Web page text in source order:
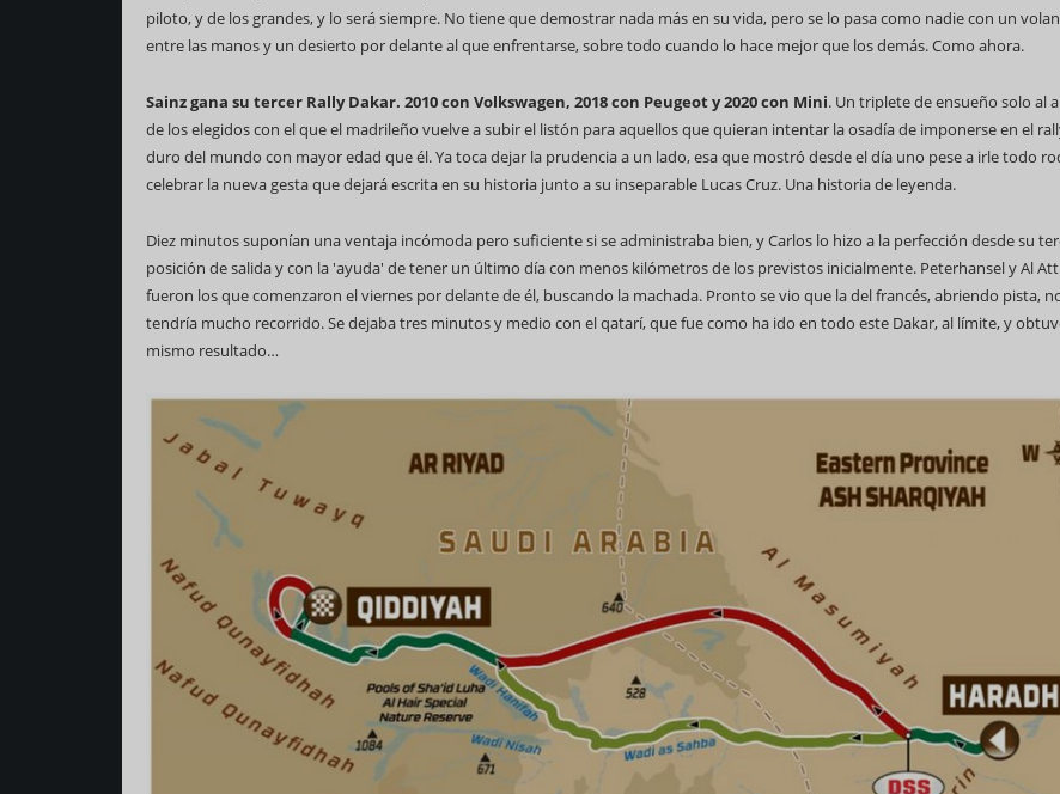
piloto, y de los grandes, y lo será siempre. No tiene que demostrar nada más en su vida, pero se lo pasa como nadie con un
entre las manos y un desierto por delante al que enfrentarse, sobre todo cuando lo hace mejor que los demás. Como ahora.
Sainz gana su tercer Rally Dakar. 2010 con Volkswagen, 2018 con Peugeot y 2020 con Mini. Un triplete de ensueño solo al
de los elegidos con el que el madrileño vuelve a subir el listón para aquellos que quieran intentar la osadía de imponerse en el
duro del mundo con mayor edad que él. Ya toca dejar la prudencia a un lado, esa que mostró desde el día uno pese a irle todo
celebrar la nueva gesta que dejará escrita en su historia junto a su inseparable Lucas Cruz. Una historia de leyenda.
Diez minutos suponían una ventaja incómoda pero suficiente si se administraba bien, y Carlos lo hizo a la perfección desde su
posición de salida y con la 'ayuda' de tener un último día con menos kilómetros de los previstos inicialmente. Peterhansel y Al
fueron los que comenzaron el viernes por delante de él, buscando la machada. Pronto se vio que la del francés, abriendo pista,
tendría mucho recorrido. Se dejaba tres minutos y medio con el qatarí, que fue como ha ido en todo este Dakar, al límite, y
mismo resultado…
Feria Internacional
(Fihav) 2023